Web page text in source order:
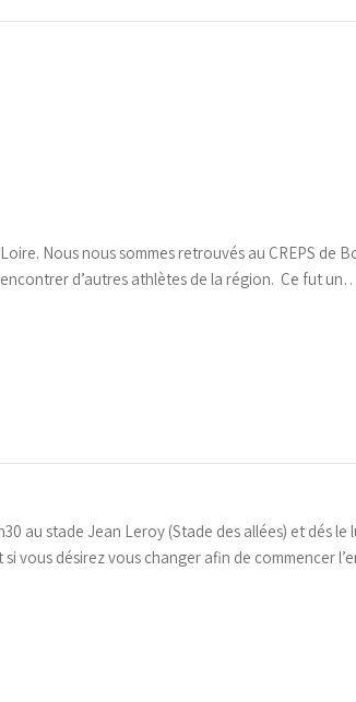
Nous nous sommes retrouvés au CREPS de
d’autres athlètes de la région. Ce fut un…
au stade Jean Leroy (Stade des allées) et dés
vous désirez vous changer afin de commencer